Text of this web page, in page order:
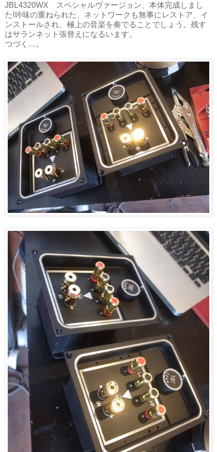
JBL4320WX スペシャルヴァージョン、本体完成しまし
た!吟味の重ねられた、ネットワークも無事にレストア、イ
ンストールされ、極上の音楽を奏でることでしょう。残す
はサランネット張替えになるいます。
つづく…。